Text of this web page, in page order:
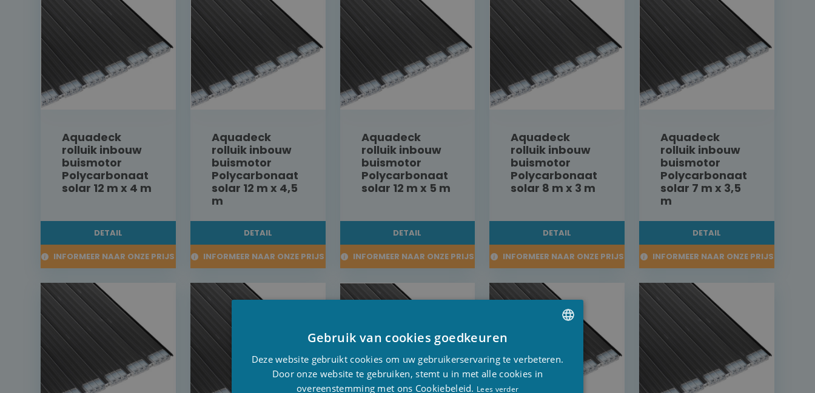
Aquadeck
rolluik inbouw
buismotor
Polycarbonaat
solar 12 m x 4 m
DETAIL
INFORMEER NAAR ONZE PRIJS
Aquadeck
rolluik inbouw
buismotor
Polycarbonaat
solar 12 m x 4,5
m
DETAIL
INFORMEER NAAR ONZE PRIJS
Aquadeck
rolluik inbouw
buismotor
Polycarbonaat
solar 12 m x 5 m
DETAIL
INFORMEER NAAR ONZE PRIJS
Aquadeck
rolluik inbouw
buismotor
Polycarbonaat
solar 8 m x 3 m
DETAIL
INFORMEER NAAR ONZE PRIJS
Aquadeck
rolluik inbouw
buismotor
Polycarbonaat
solar 7 m x 3,5
m
DETAIL
INFORMEER NAAR ONZE PRIJS
Gebruik van cookies goedkeuren
Deze website gebruikt cookies om uw gebruikerservaring te verbeteren.
Door onze website te gebruiken, stemt u in met alle cookies in
overeenstemming met ons Cookiebeleid. Lees verder